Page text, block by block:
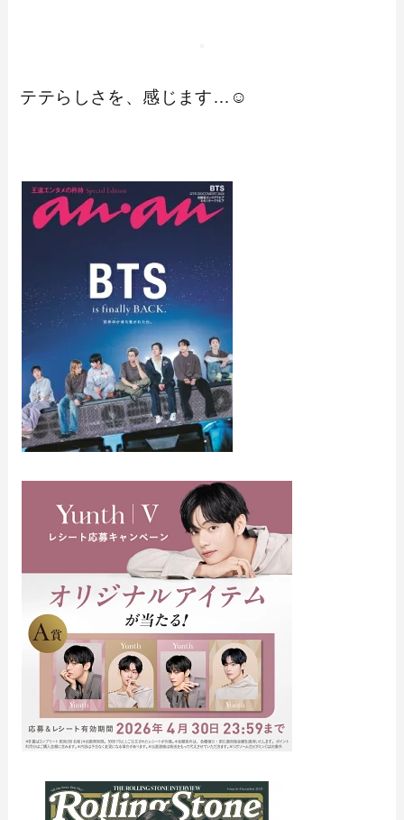
テテらしさを、感じます…☺️